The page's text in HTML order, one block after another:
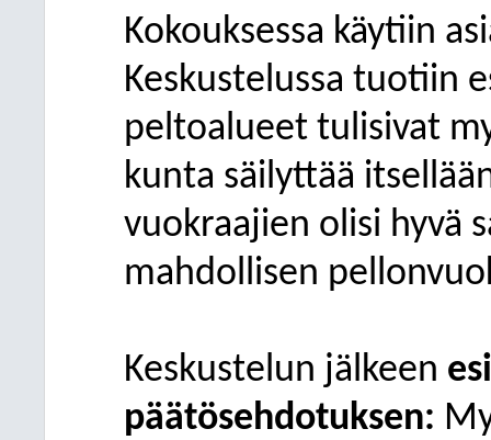
Kokouksessa käytiin
Keskustelussa tuotiin
peltoalueet tulisivat
kunta säilyttää
vuokraajien olisi hyvä
mahdollisen
Keskustelun jälkeen
päätösehdotuksen: